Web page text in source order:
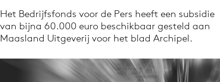
Download de app
Volg het laatste nieuws via de Adformatie
Nieuws app
Het Bedrijfsfonds voor de Pers heeft een subsidie
van bijna 60.000 euro beschikbaar gesteld aan
Maasland Uitgeverij voor het blad Archipel.